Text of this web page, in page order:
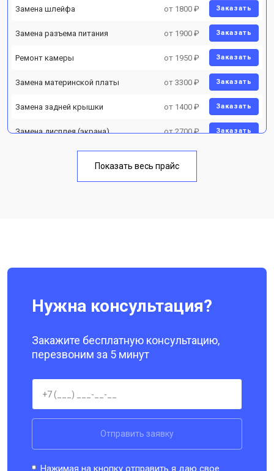
Замена шлейфа от 1800 ₽ Заказать
Замена разъема питания от 1900 ₽ Заказать
Ремонт камеры от 1950 ₽ Заказать
Замена материнской платы от 3300 ₽ Заказать
Замена задней крышки от 1400 ₽ Заказать
Замена дисплея (экрана) от 2700 ₽ Заказать
Замена кнопки включения от 1750 ₽
Показать весь прайс
Нужна консультация?
Закажите бесплатную консультацию,
перезвоним за 5 минут
Отправить заявку
Нажимая на кнопку отправить я даю свое